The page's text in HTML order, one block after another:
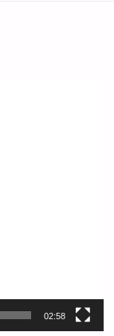
02:58